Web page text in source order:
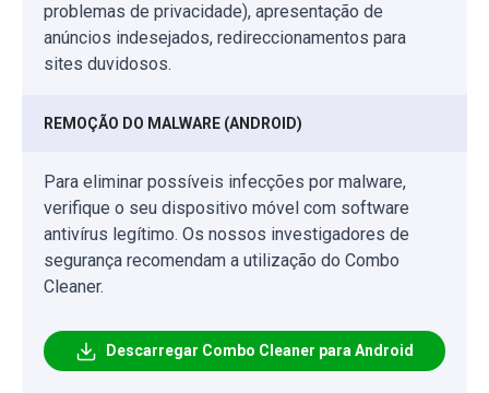
problemas de privacidade), apresentação de
anúncios indesejados, redireccionamentos para
sites duvidosos.
REMOÇÃO DO MALWARE (ANDROID)
Para eliminar possíveis infecções por malware,
verifique o seu dispositivo móvel com software
antivírus legítimo. Os nossos investigadores de
segurança recomendam a utilização do Combo
Cleaner.
Descarregar Combo Cleaner para Android